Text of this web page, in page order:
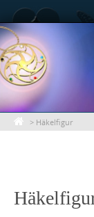
Skip
to
content
> Häkelfigur